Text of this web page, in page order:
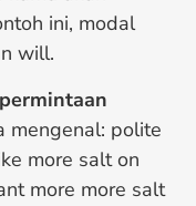
ini, modal
will.
mengenal: polite
more salt on
more more salt